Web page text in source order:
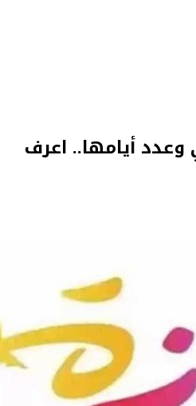
وعدد أيامها.. اعرف